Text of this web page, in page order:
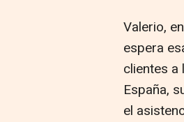
Valerio,
espera
clientes
España,
el